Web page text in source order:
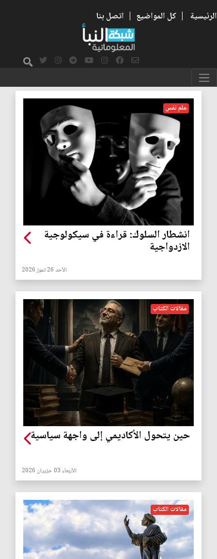
الرئيسية | كل المواضيع | اتصل بنا
الانتهازية
علم نفس
انشطار السلوك: قراءة في سيكولوجية
الازدواجية
الأحد 26 تموز 2026
مقالات الكتاب
حين يتحول الأكاديمي إلى واجهة سياسية
الأربعاء 03 حزيران 2026
مقالات الكتاب